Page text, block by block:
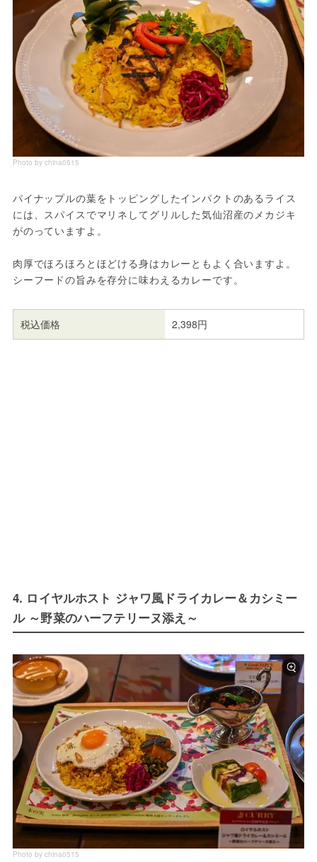
Photo by china0515
パイナップルの葉をトッピングしたインパクトのあるライス
には、スパイスでマリネしてグリルした気仙沼産のメカジキ
がのっていますよ。
肉厚でほろほろとほどける身はカレーともよく合いますよ。
シーフードの旨みを存分に味わえるカレーです。
税込価格 2,398円
4. ロイヤルホスト ジャワ風ドライカレー＆カシミー
ル ～野菜のハーフテリーヌ添え～
Photo by china0515